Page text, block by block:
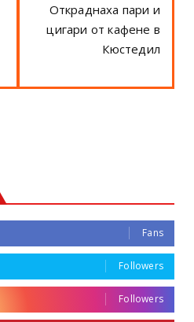
Откраднаха пари и
цигари от кафене в
Кюстедил
Fans
Followers
Followers